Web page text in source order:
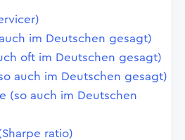
im Deutschen gesagt)
oft im Deutschen gesagt)
auch im Deutschen gesagt)
(so auch im Deutschen
ratio)